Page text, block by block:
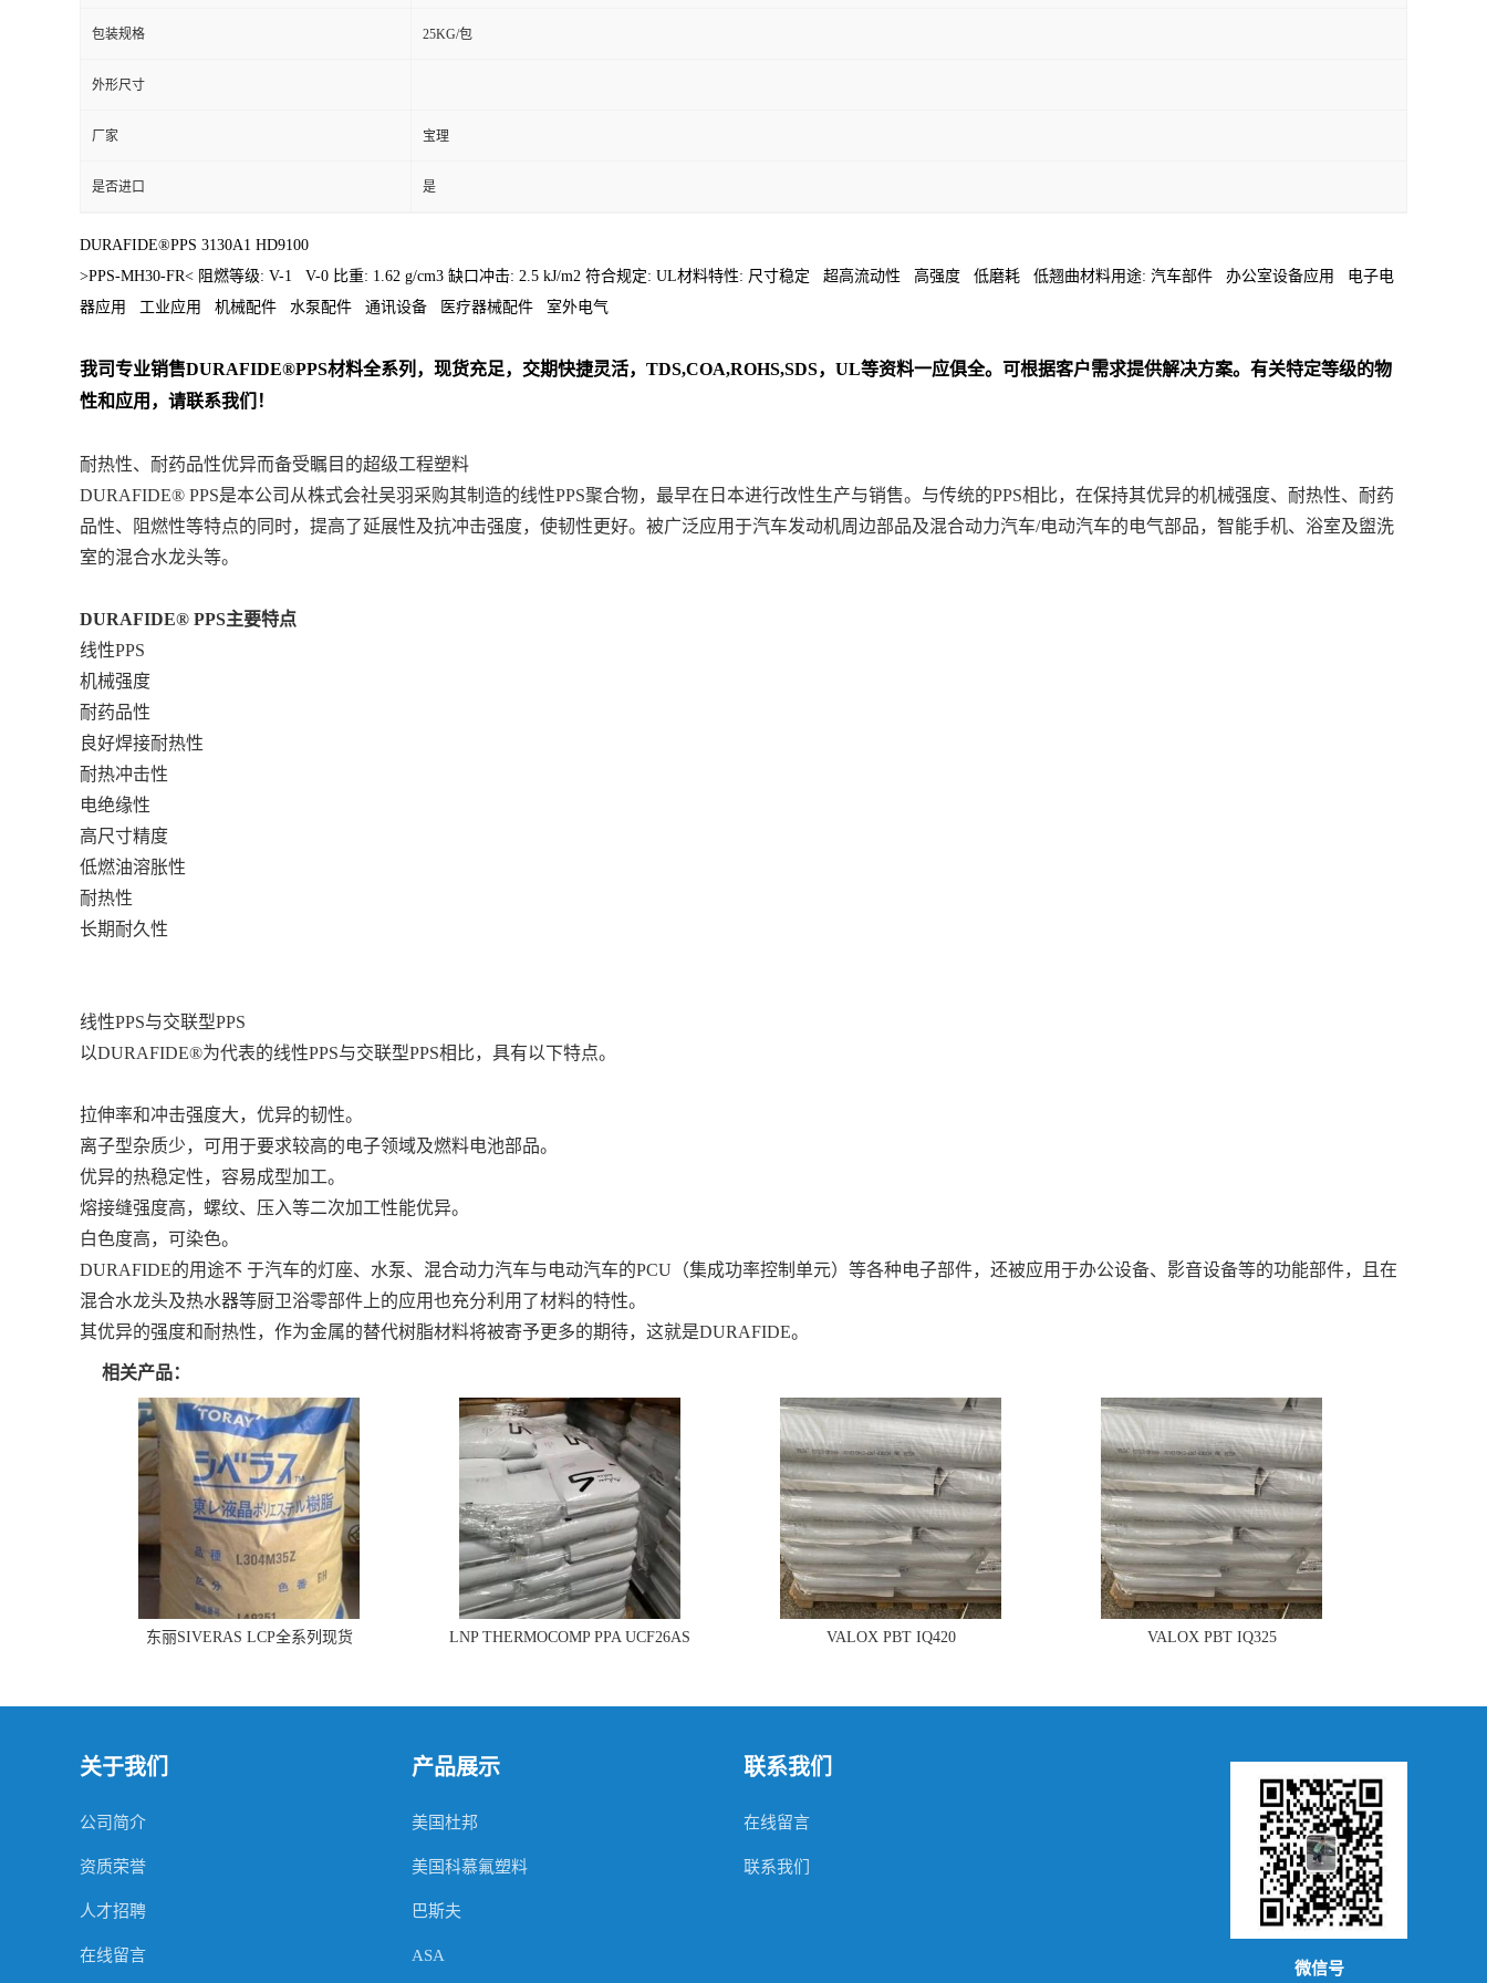
包装规格 25KG/包
外形尺寸
厂家 宝理
是否进口 是
DURAFIDE®PPS 3130A1 HD9100
>PPS-MH30-FR< 阻燃等级: V-1 V-0 比重: 1.62 g/cm3 缺口冲击: 2.5 kJ/m2 符合规定: UL材料特性: 尺寸稳定 超高流动性 高强度 低磨耗 低翘曲材料用途: 汽车部件 办公室设备应用 电子电
器应用 工业应用 机械配件 水泵配件 通讯设备 医疗器械配件 室外电气
我司专业销售DURAFIDE®PPS材料全系列 ，现货充足，交期快捷灵活，TDS,COA,ROHS,SDS，UL等资料一应俱全。可根据客户需求提供解决方案。 有关特定等级的物
性和应用，请联系我们！
耐热性、耐药品性优异而备受瞩目的超级工程塑料
DURAFIDE® PPS是本公司从株式会社吴羽采购其制造的线性PPS聚合物，最早在日本进行改性生产与销售。与传统的PPS相比，在保持其优异的机械强度、耐热性、耐药
品性、阻燃性等特点的同时，提高了延展性及抗冲击强度，使韧性更好。被广泛应用于汽车发动机周边部品及混合动力汽车/电动汽车的电气部品，智能手机、浴室及盥洗
室的混合水龙头等。
DURAFIDE® PPS主要特点
线性PPS
机械强度
耐药品性
良好焊接耐热性
耐热冲击性
电绝缘性
高尺寸精度
低燃油溶胀性
耐热性
长期耐久性
线性PPS与交联型PPS
以DURAFIDE®为代表的线性PPS与交联型PPS相比，具有以下特点。
拉伸率和冲击强度大，优异的韧性。
离子型杂质少，可用于要求较高的电子领域及燃料电池部品。
优异的热稳定性，容易成型加工。
熔接缝强度高，螺纹、压入等二次加工性能优异。
白色度高，可染色。
DURAFIDE的用途不 于汽车的灯座、水泵、混合动力汽车与电动汽车的PCU（集成功率控制单元）等各种电子部件，还被应用于办公设备、影音设备等的功能部件，且在
混合水龙头及热水器等厨卫浴零部件上的应用也充分利用了材料的特性。
其优异的强度和耐热性，作为金属的替代树脂材料将被寄予更多的期待，这就是DURAFIDE。
相关产品：
东丽SIVERAS LCP全系列现货 LNP THERMOCOMP PPA UCF26AS VALOX PBT IQ420 VALOX PBT IQ325
关于我们
公司简介
资质荣誉
人才招聘
在线留言
产品展示
美国杜邦
美国科慕氟塑料
巴斯夫
ASA
联系我们
在线留言
联系我们
微信号